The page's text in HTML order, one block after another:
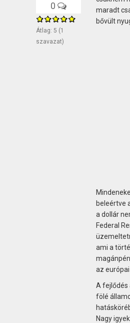
0
Átlag: 5 (1
szavazat)
maradt
bővült
beleértve
a dollár
Federal
ami a
az
A fejlődés
fölé
Nagy